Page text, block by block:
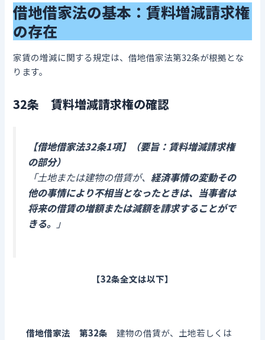
借地借家法の基本：賃料増減請求権
の存在
家賃の増減に関する規定は、借地借家法第32条が根拠とな
ります。
32条 賃料増減請求権の確認
【借地借家法32条1項】（要旨：賃料増減請求権
の部分）
「土地または建物の借賃が、 経済事情の変動その
他の事情により不相当となったときは、当事者は
将来の借賃の増額または減額を請求することがで
きる。 」
【32条全文は以下】
借地借家法 第32条 建物の借賃が、土地若しくは